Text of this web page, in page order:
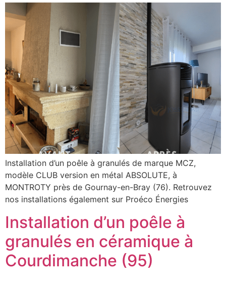
Installation d’un poêle à granulés de marque MCZ,
modèle CLUB version en métal ABSOLUTE, à
MONTROTY près de Gournay-en-Bray (76). Retrouvez
nos installations également sur Proéco Énergies
Installation d’un poêle à
granulés en céramique à
Courdimanche (95)